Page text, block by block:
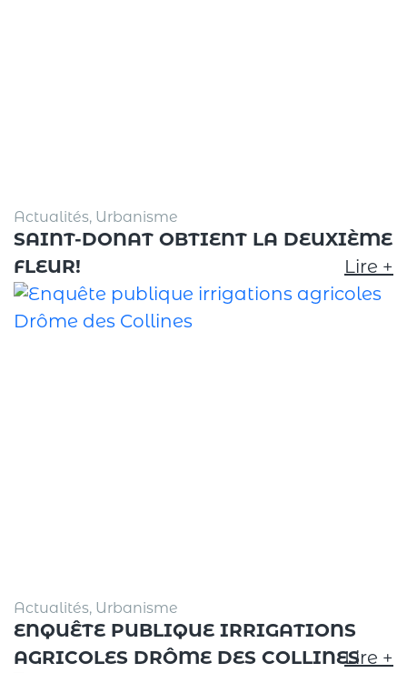
Actualités, Urbanisme
SAINT-DONAT OBTIENT LA DEUXIÈME
FLEUR!
Lire +
Actualités, Urbanisme
ENQUÊTE PUBLIQUE IRRIGATIONS
AGRICOLES DRÔME DES COLLINESLire +